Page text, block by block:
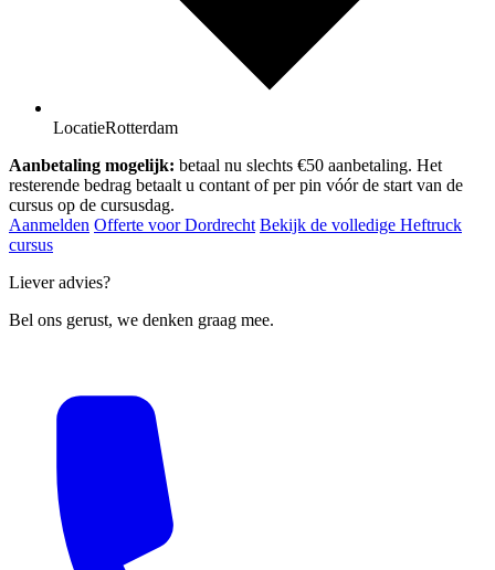
LocatieRotterdam
Aanbetaling mogelijk: betaal nu slechts €50 aanbetaling. Het
resterende bedrag betaalt u contant of per pin vóór de start van de
cursus op de cursusdag.
Aanmelden Offerte voor Dordrecht Bekijk de volledige Heftruck
cursus
Liever advies?
Bel ons gerust, we denken graag mee.